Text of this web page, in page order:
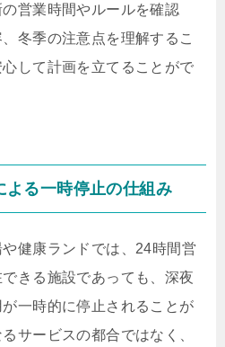
営業時間やルールを確認
冬季の注意点を理解するこ
して計画を立てることがで
よる一時停止の仕組み
健康ランドでは、24時間営
きる施設であっても、深夜
一時的に停止されることが
サービスの都合ではなく、